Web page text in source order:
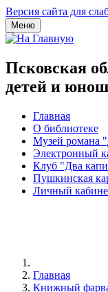
Версия сайта для
Меню
Псковская
детей и
Главная
О библиотеке
Музей романа
Электронный
Клуб "Два
Пушкинская
Личный
Главная
Книжный